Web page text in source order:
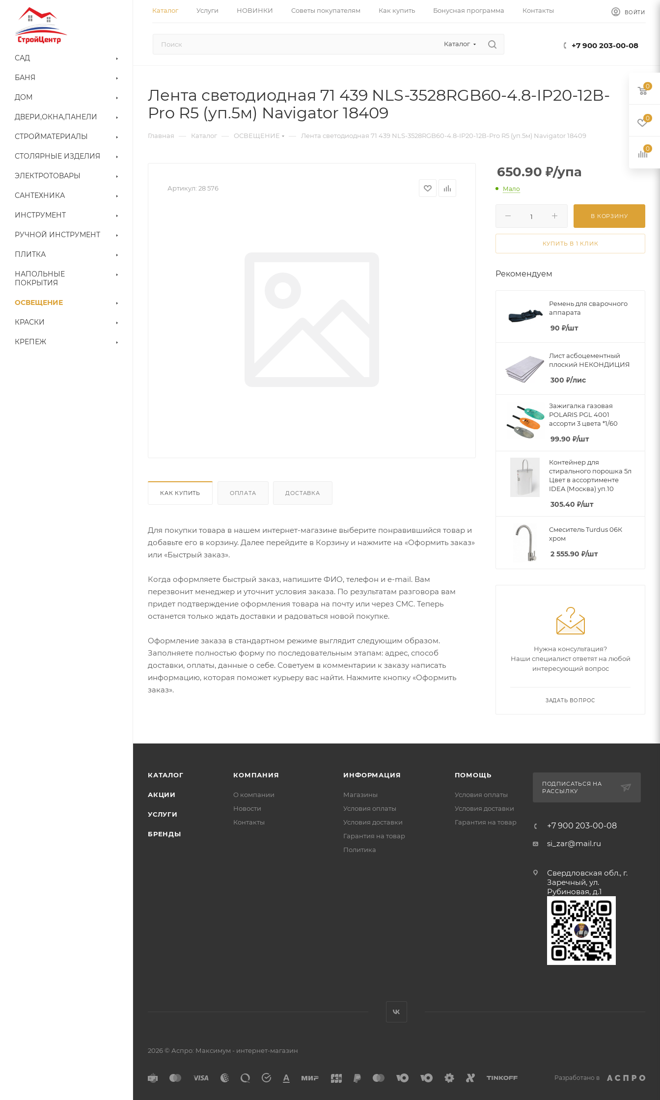
Каталог Услуги НОВИНКИ Советы покупателям Как купить Бонусная программа Контакты ВОЙТИ
Каталог +7 900 203-00-08
САД
БАНЯ
ДОМ
ДВЕРИ,ОКНА,ПАНЕЛИ
СТРОЙМАТЕРИАЛЫ
СТОЛЯРНЫЕ ИЗДЕЛИЯ
ЭЛЕКТРОТОВАРЫ
САНТЕХНИКА
ИНСТРУМЕНТ
РУЧНОЙ ИНСТРУМЕНТ
ПЛИТКА
НАПОЛЬНЫЕ
ПОКРЫТИЯ
ОСВЕЩЕНИЕ
КРАСКИ
КРЕПЕЖ
Лента светодиодная 71 439 NLS-3528RGB60-4.8-IP20-12В-
Pro R5 (уп.5м) Navigator 18409
Главная — Каталог — ОСВЕЩЕНИЕ — Лента светодиодная 71 439 NLS-3528RGB60-4.8-IP20-12В-Pro R5 (уп.5м) Navigator 18409
Артикул: 28 576
КАК КУПИТЬ ОПЛАТА ДОСТАВКА
Для покупки товара в нашем интернет-магазине выберите понравившийся товар и
добавьте его в корзину. Далее перейдите в Корзину и нажмите на «Оформить заказ»
или «Быстрый заказ».
Когда оформляете быстрый заказ, напишите ФИО, телефон и e-mail. Вам
перезвонит менеджер и уточнит условия заказа. По результатам разговора вам
придет подтверждение оформления товара на почту или через СМС. Теперь
останется только ждать доставки и радоваться новой покупке.
Оформление заказа в стандартном режиме выглядит следующим образом.
Заполняете полностью форму по последовательным этапам: адрес, способ
доставки, оплаты, данные о себе. Советуем в комментарии к заказу написать
информацию, которая поможет курьеру вас найти. Нажмите кнопку «Оформить
заказ».
650.90 ₽/упа
Мало
В КОРЗИНУ
КУПИТЬ В 1 КЛИК
Рекомендуем
Ремень для сварочного
аппарата
90 ₽/шт
Лист асбоцементный
плоский НЕКОНДИЦИЯ
300 ₽/лис
Зажигалка газовая
POLARIS PGL 4001
ассорти 3 цвета *1/60
99.90 ₽/шт
Контейнер для
стирального порошка 5л
Цвет в ассортименте
IDEA (Москва) уп.10
305.40 ₽/шт
Смеситель Turdus 06К
хром
2 555.90 ₽/шт
Нужна консультация?
Наши специалист ответят на любой
интересующий вопрос
ЗАДАТЬ ВОПРОС
КАТАЛОГ
АКЦИИ
УСЛУГИ
БРЕНДЫ
КОМПАНИЯ
О компании
Новости
Контакты
ИНФОРМАЦИЯ
Магазины
Условия оплаты
Условия доставки
Гарантия на товар
Политика
ПОМОЩЬ
Условия оплаты
Условия доставки
Гарантия на товар
ПОДПИСАТЬСЯ НА
РАССЫЛКУ
+7 900 203-00-08
si_zar@mail.ru
Свердловская обл., г.
Заречный, ул.
Рубиновая, д.1
2026 © Аспро: Максимум - интернет-магазин
Разработано в
0
0
0